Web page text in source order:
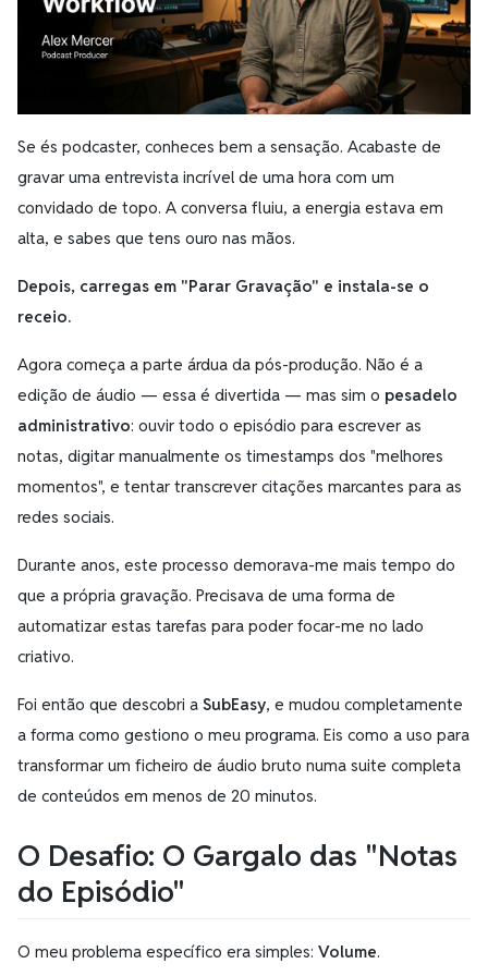
Se és podcaster, conheces bem a sensação. Acabaste de
gravar uma entrevista incrível de uma hora com um
convidado de topo. A conversa fluiu, a energia estava em
alta, e sabes que tens ouro nas mãos.
Depois, carregas em "Parar Gravação" e instala-se o
receio.
Agora começa a parte árdua da pós-produção. Não é a
edição de áudio — essa é divertida — mas sim o pesadelo
administrativo: ouvir todo o episódio para escrever as
notas, digitar manualmente os timestamps dos "melhores
momentos", e tentar transcrever citações marcantes para as
redes sociais.
Durante anos, este processo demorava-me mais tempo do
que a própria gravação. Precisava de uma forma de
automatizar estas tarefas para poder focar-me no lado
criativo.
Foi então que descobri a SubEasy, e mudou completamente
a forma como gestiono o meu programa. Eis como a uso para
transformar um ficheiro de áudio bruto numa suite completa
de conteúdos em menos de 20 minutos.
O Desafio: O Gargalo das "Notas
do Episódio"
O meu problema específico era simples: Volume.